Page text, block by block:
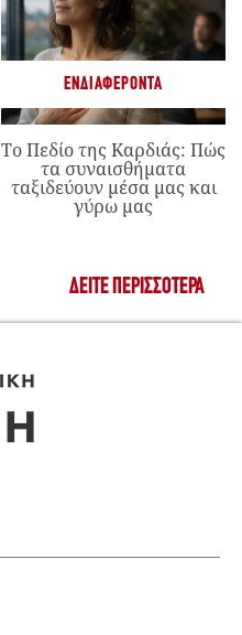
ΕΝΔΙΑΦΈΡΟΝΤΑ
Το Πεδίο της Καρδιάς: Πώς
τα συναισθήματα
ταξιδεύουν μέσα μας και
γύρω μας
ΔΕΊΤΕ ΠΕΡΙΣΣΌΤΕΡΑ